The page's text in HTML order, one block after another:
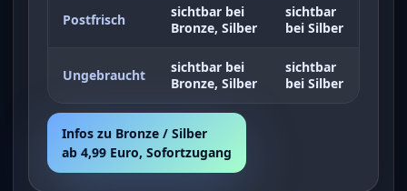
Postfrisch
sichtbar bei
Bronze, Silber
sichtbar
bei Silber
Ungebraucht
sichtbar bei
Bronze, Silber
sichtbar
bei Silber
Infos zu Bronze / Silber
ab 4,99 Euro, Sofortzugang